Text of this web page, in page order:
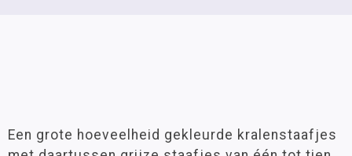
Een grote hoeveelheid gekleurde kralenstaafjes